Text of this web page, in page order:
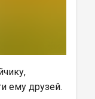
ему друзей.